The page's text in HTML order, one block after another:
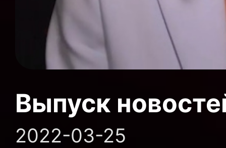
Выпуск
2022-03-25